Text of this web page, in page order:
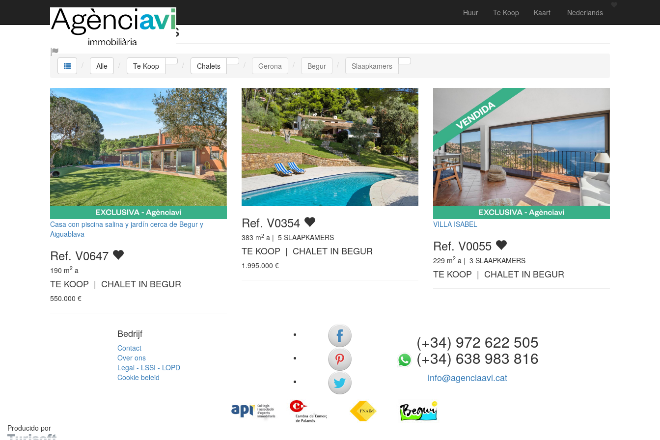
Huur Te Koop Kaart Nederlands
Te Koop Chalets
Alle Te Koop Chalets Gerona Begur Slaapkamers
Casa con piscina salina y jardín cerca de Begur y
Aiguablava
Ref. V0647
190 m2 a
TE KOOP | CHALET IN BEGUR
550.000 €
Ref. V0354
383 m2 a | 5 SLAAPKAMERS
TE KOOP | CHALET IN BEGUR
1.995.000 €
VILLA ISABEL
Ref. V0055
229 m2 a | 3 SLAAPKAMERS
TE KOOP | CHALET IN BEGUR
Bedrijf
Contact
Over ons
Legal - LSSI - LOPD
Cookie beleid
(+34) 972 622 505
(+34) 638 983 816
info@agenciaavi.cat
Producido por